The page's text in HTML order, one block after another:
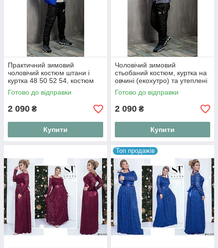
Практичний зимовий
чоловічий костюм штани і
куртка 48 50 52 54, костюм
на овчині та синтепоні
Готово до відправки
2 090 ₴
Купити
Чоловічий зимовий
стьобаний костюм, куртка на
овчині (екохутро) та утеплені
штани 48, 50, 52, 54
Готово до відправки
2 090 ₴
Купити
Топ продажів